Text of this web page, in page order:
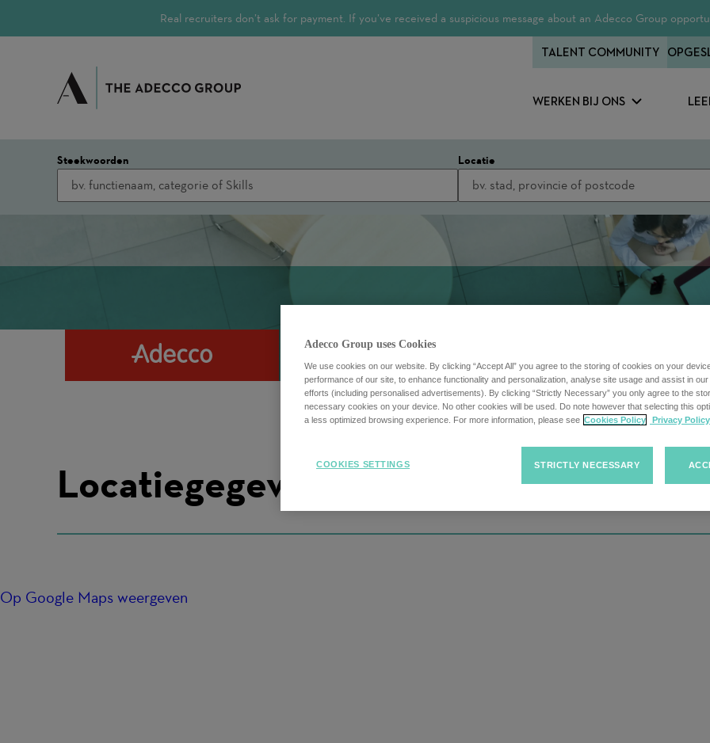
Real recruiters don’t ask for payment. If you’ve received a suspicious message about an Adecco Group
WERKEN BIJ ONS
TALENT COMMUNITY
Steekwoorden Locatie
Locatiegegevens
Op Google Maps weergeven
Adecco Group uses Cookies
We use cookies on our website. By clicking “Accept All” you agree to the storing of cookies on your
performance of our site, to enhance functionality and personalization, analyse site usage and assist in
efforts (including personalised advertisements). By clicking “Strictly Necessary” you only agree to the
necessary cookies on your device. No other cookies will be used. Do note however that selecting this
a less optimized browsing experience. For more information, please see Cookies Policy Privacy Policy
STRICTLY NECESSARY
COOKIES SETTINGS